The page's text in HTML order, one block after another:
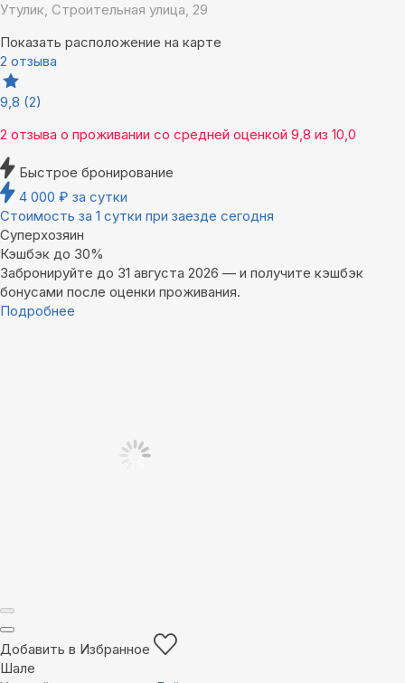
Утулик, Строительная улица, 29
Показать расположение на карте
2 отзыва
9,8 (2)
2 отзыва о проживании со средней оценкой 9,8 из 10,0
Быстрое бронирование
4 000 ₽ за сутки
Стоимость за 1 сутки при заезде сегодня
Суперхозяин
Кэшбэк до 30%
Забронируйте до 31 августа 2026 — и получите кэшбэк
бонусами после оценки проживания.
Подробнее
Добавить в Избранное
Шале